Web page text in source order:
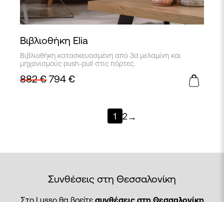
Βιβλιοθήκη Elia
Βιβλιοθήκη κατασκευασμένη από 3d μελαμίνη και
μηχανισμούς push-pull στις πόρτες.
882€ 794 €
1 2 →
Συνθέσεις στη Θεσσαλονίκη
Στο Lusso θα βρείτε συνθέσεις στη Θεσσαλονίκη